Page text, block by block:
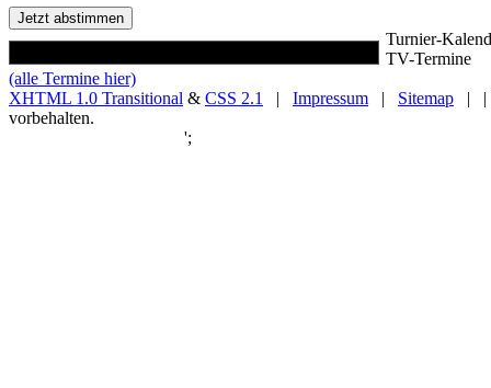
Turnier-
TV-Termine
(alle Termine hier)
XHTML 1.0 Transitional & CSS 2.1 | Impressum | Sitemap | |
vorbehalten.
';